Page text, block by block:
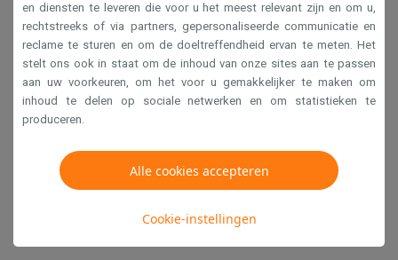
en diensten te leveren die voor u het meest relevant zijn en om u,
rechtstreeks of via partners, gepersonaliseerde communicatie en
reclame te sturen en om de doeltreffendheid ervan te meten. Het
stelt ons ook in staat om de inhoud van onze sites aan te passen
aan uw voorkeuren, om het voor u gemakkelijker te maken om
inhoud te delen op sociale netwerken en om statistieken te
produceren.
Alle cookies accepteren
Cookie-instellingen